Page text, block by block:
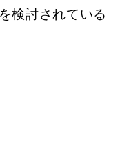
検討されている